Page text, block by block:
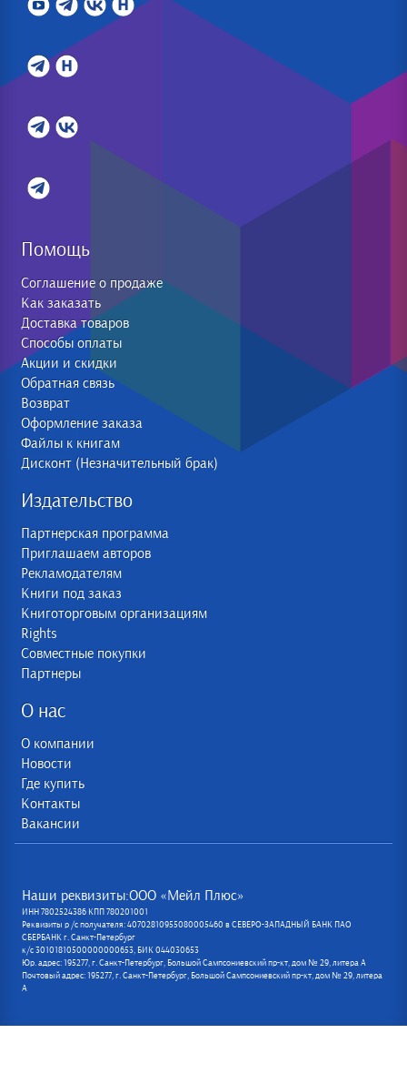
Помощь
Соглашение о продаже
Как заказать
Доставка товаров
Способы оплаты
Акции и скидки
Обратная связь
Возврат
Оформление заказа
Файлы к книгам
Дисконт (Незначительный брак)
Издательство
Партнерская программа
Приглашаем авторов
Рекламодателям
Книги под заказ
Книготорговым организациям
Rights
Совместные покупки
Партнеры
О нас
О компании
Новости
Где купить
Контакты
Вакансии
Наши реквизиты:ООО «Мейл Плюс»
ИНН 7802524386 КПП 780201001
Реквизиты р /с получателя: 40702810955080005460 в СЕВЕРО-ЗАПАДНЫЙ БАНК ПАО
СБЕРБАНК г. Санкт-Петербург
к/с 30101810500000000653, БИК 044030653
Юр. адрес: 195277, г. Санкт-Петербург, Большой Сампсониевский пр-кт, дом № 29, литера А
Почтовый адрес: 195277, г. Санкт-Петербург, Большой Сампсониевский пр-кт, дом № 29, литера
А